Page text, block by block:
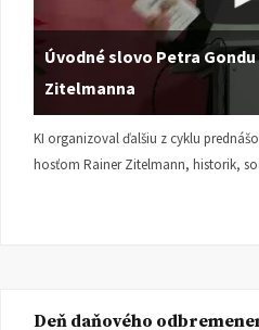
Úvodné slovo Petra
Zitelmanna
KI organizoval ďalšiu z cyklu
hosťom Rainer Zitelmann, historik,
Deň daňového